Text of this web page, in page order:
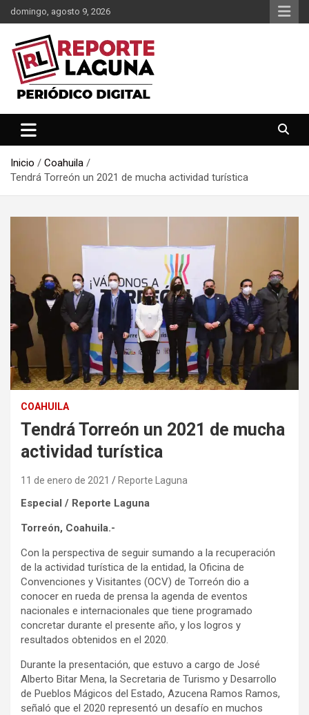
Saltar
al
contenido
domingo, agosto 9, 2026
Reporte Laguna
Inicio
Coahuila
Tendrá Torreón un 2021 de mucha actividad turística
COAHUILA
Tendrá Torreón un 2021 de mucha
actividad turística
11 de enero de 2021 Reporte Laguna
Especial / Reporte Laguna
Torreón, Coahuila.-
Con la perspectiva de seguir sumando a la recuperación
de la actividad turística de la entidad, la Oficina de
Convenciones y Visitantes (OCV) de Torreón dio a
conocer en rueda de prensa la agenda de eventos
nacionales e internacionales que tiene programado
concretar durante el presente año, y los logros y
resultados obtenidos en el 2020.
Durante la presentación, que estuvo a cargo de José
Alberto Bitar Mena, la Secretaria de Turismo y Desarrollo
de Pueblos Mágicos del Estado, Azucena Ramos Ramos,
señaló que el 2020 representó un desafío en muchos